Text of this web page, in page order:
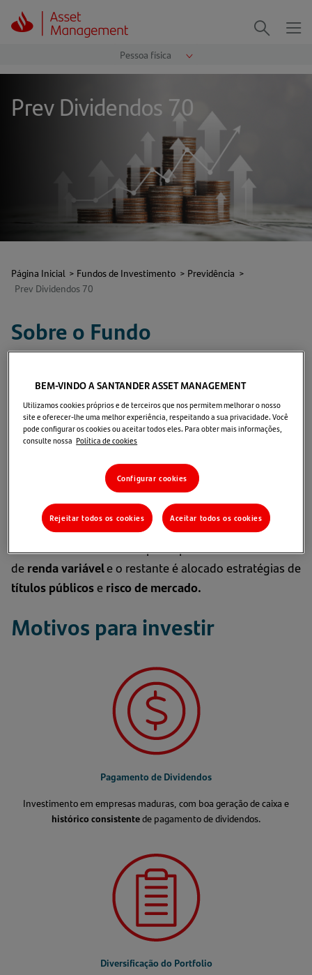
Prev Dividendos 70
Página Inicial > Fundos de Investimento > Previdência >
Prev Dividendos 70
Sobre o Fundo
gestão ativaque busca, através de análise
fundamentalista, investir nas melhores ideias
estruturais de investimento emrenda variávelno
majoritariamente, emempresas brasileiras
vantagens competitivas
potencial de pagamento de dividendos
A carteira do fundo é composta por até70%em ativos
derenda variávele o restante é alocado estratégias de
títulos públicoserisco de mercado.
Motivos para investir
Pagamento de Dividendos
Investimento em empresas maduras, com boa geração de caixa e
histórico consistentede pagamento de dividendos.
Diversificação do Portfolio
BEM-VINDO A SANTANDER ASSET MANAGEMENT
Utilizamos cookies próprios e de terceiros que nos permitem melhorar o nosso
site e oferecer-lhe uma melhor experiência, respeitando a sua privacidade. Você
pode configurar os cookies ou aceitar todos eles. Para obter mais informações,
consulte nossa Política de cookies
Configurar cookies
Rejeitar todos os cookies Aceitar todos os cookies